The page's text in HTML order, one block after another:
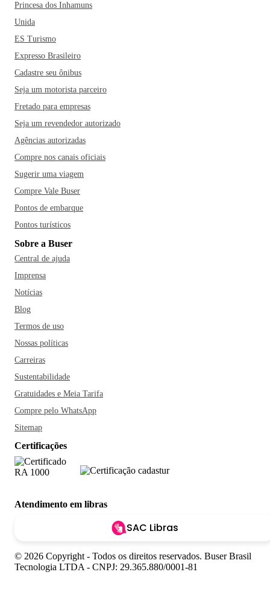
Princesa dos Inhamuns
Unida
ES Turismo
Expresso Brasileiro
Cadastre seu ônibus
Seja um motorista parceiro
Fretado para empresas
Seja um revendedor autorizado
Agências autorizadas
Compre nos canais oficiais
Sugerir uma viagem
Compre Vale Buser
Pontos de embarque
Pontos turísticos
Sobre a Buser
Central de ajuda
Imprensa
Notícias
Blog
Termos de uso
Nossas políticas
Carreiras
Sustentabilidade
Gratuidades e Meia Tarifa
Compre pelo WhatsApp
Sitemap
Certificações
Atendimento em libras
SAC Libras
© 2026 Copyright - Todos os direitos reservados. Buser Brasil
Tecnologia LTDA - CNPJ: 29.365.880/0001-81